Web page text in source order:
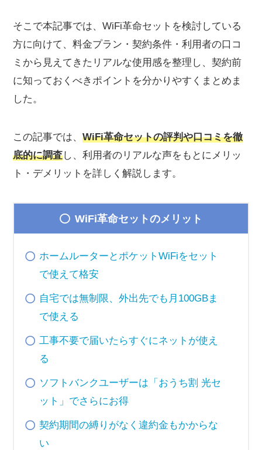
そこで本記事では、WiFi革命セットを検討している
方に向けて、料金プラン・契約条件・利用者の口コ
ミから見えてきたリアルな使用感を整理し、契約前
に知っておくべきポイントを分かりやすくまとめま
した。
この記事では、 WiFi革命セットの評判や口コミを徹
底的に調査し、利用者のリアルな声をもとにメリッ
ト・デメリットを詳しく解説します。
WiFi革命セットのメリット
ホームルーターとポケットWiFiをセット
で使えて格安
自宅では無制限、外出先でも月100GBま
で使える
工事不要で届いたらすぐにネットが使え
る
ソフトバンクユーザーは「おうち割 光セ
ット」でさらにお得
契約期間の縛りがなく違約金もかからな
い